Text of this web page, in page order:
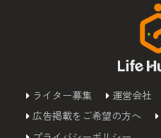
ライター募集 運営会社
広告掲載をご希望の方へ